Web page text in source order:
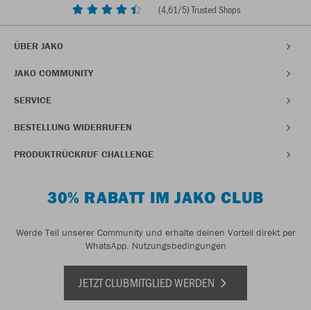
(4,61/5) Trusted Shops
ÜBER JAKO
JAKO COMMUNITY
SERVICE
BESTELLUNG WIDERRUFEN
PRODUKTRÜCKRUF CHALLENGE
30% RABATT IM JAKO CLUB
Werde Teil unserer Community und erhalte deinen Vorteil direkt per
WhatsApp. Nutzungsbedingungen
JETZT CLUBMITGLIED WERDEN